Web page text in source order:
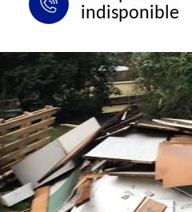
indisponible